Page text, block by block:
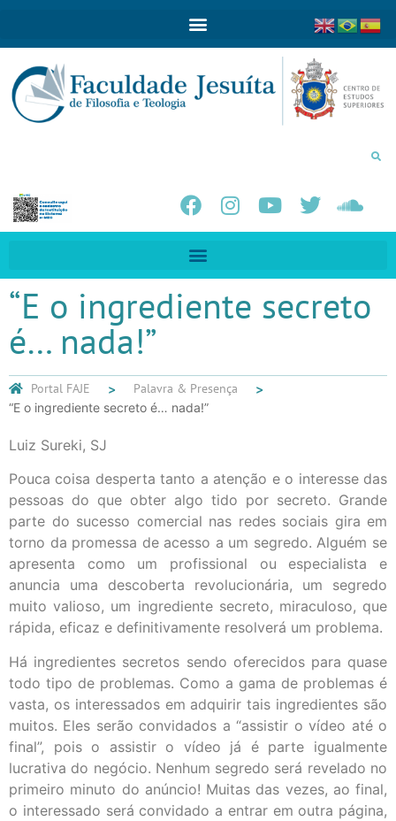
“E o ingrediente secreto
é… nada!”
Portal FAJE Palavra & Presença
“E o ingrediente secreto é… nada!”
Luiz Sureki, SJ
Pouca coisa desperta tanto a atenção e o interesse das
pessoas do que obter algo tido por secreto. Grande
parte do sucesso comercial nas redes sociais gira em
torno da promessa de acesso a um segredo. Alguém se
apresenta como um profissional ou especialista e
anuncia uma descoberta revolucionária, um segredo
muito valioso, um ingrediente secreto, miraculoso, que
rápida, eficaz e definitivamente resolverá um problema.
Há ingredientes secretos sendo oferecidos para quase
todo tipo de problemas. Como a gama de problemas é
vasta, os interessados em adquirir tais ingredientes são
muitos. Eles serão convidados a “assistir o vídeo até o
final”, pois o assistir o vídeo já é parte igualmente
lucrativa do negócio. Nenhum segredo será revelado no
primeiro minuto do anúncio! Muitas das vezes, ao final,
o interessado será convidado a entrar em outra página,